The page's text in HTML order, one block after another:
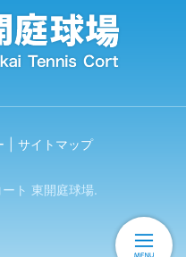
サイトマップ
ト 東開庭球場.